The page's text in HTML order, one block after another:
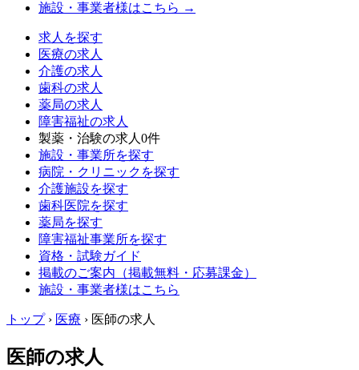
施設・事業者様はこちら →
求人を探す
医療の求人
介護の求人
歯科の求人
薬局の求人
障害福祉の求人
製薬・治験の求人 0件
施設・事業所を探す
病院・クリニックを探す
介護施設を探す
歯科医院を探す
薬局を探す
障害福祉事業所を探す
資格・試験ガイド
掲載のご案内（掲載無料・応募課金）
施設・事業者様はこちら
トップ › 医療 › 医師の求人
医師の求人